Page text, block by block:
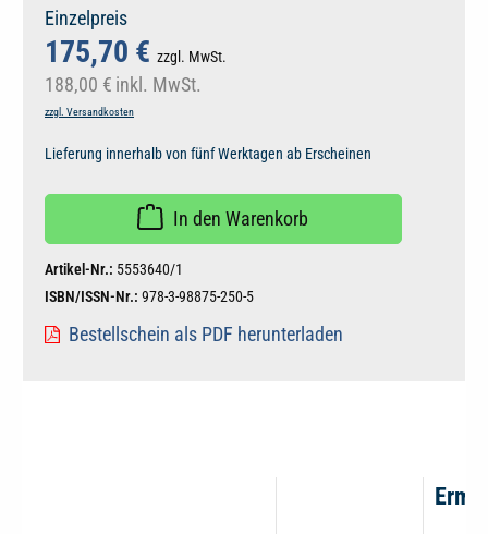
Einzelpreis
175,70 € zzgl. MwSt.
188,00 € inkl. MwSt.
zzgl. Versandkosten
Lieferung innerhalb von fünf Werktagen ab Erscheinen
In den Warenkorb
Artikel-Nr.: 5553640/1
ISBN/ISSN-Nr.: 978-3-98875-250-5
Bestellschein als PDF herunterladen